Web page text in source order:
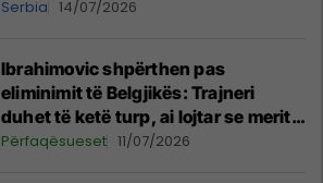
të Lirë në Serbi kërkon shkarkimin e
Serbia 14/07/2026
Ibrahimovic shpërthen pas
eliminimit të Belgjikës: Trajneri
duhet të ketë turp, ai lojtar se meritoi
të luante
Përfaqësueset 11/07/2026